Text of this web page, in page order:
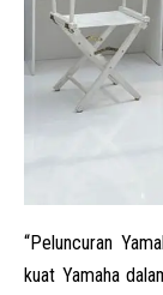
“Peluncuran
kuat Yamaha